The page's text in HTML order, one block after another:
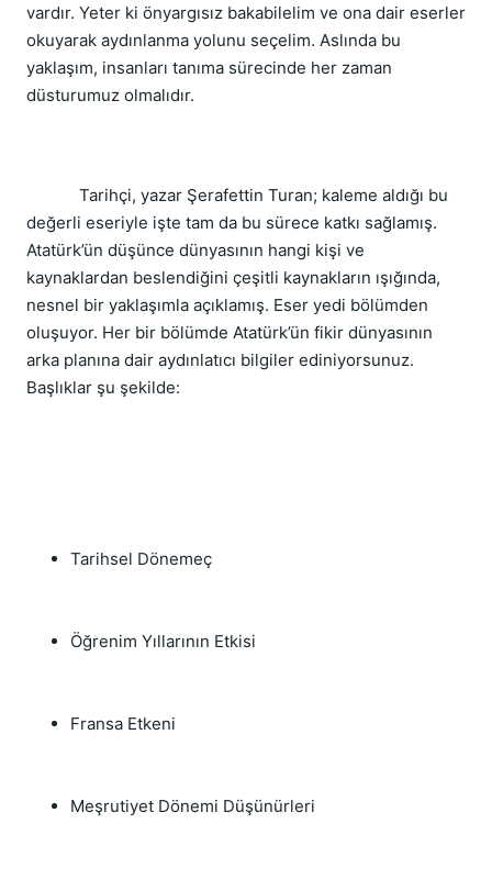
vardır. Yeter ki önyargısız bakabilelim ve ona dair eserler
okuyarak aydınlanma yolunu seçelim. Aslında bu
yaklaşım, insanları tanıma sürecinde her zaman
düsturumuz olmalıdır.
Tarihçi, yazar Şerafettin Turan; kaleme aldığı bu
değerli eseriyle işte tam da bu sürece katkı sağlamış.
Atatürk’ün düşünce dünyasının hangi kişi ve
kaynaklardan beslendiğini çeşitli kaynakların ışığında,
nesnel bir yaklaşımla açıklamış. Eser yedi bölümden
oluşuyor. Her bir bölümde Atatürk’ün fikir dünyasının
arka planına dair aydınlatıcı bilgiler ediniyorsunuz.
Başlıklar şu şekilde:
Tarihsel Dönemeç
Öğrenim Yıllarının Etkisi
Fransa Etkeni
Meşrutiyet Dönemi Düşünürleri